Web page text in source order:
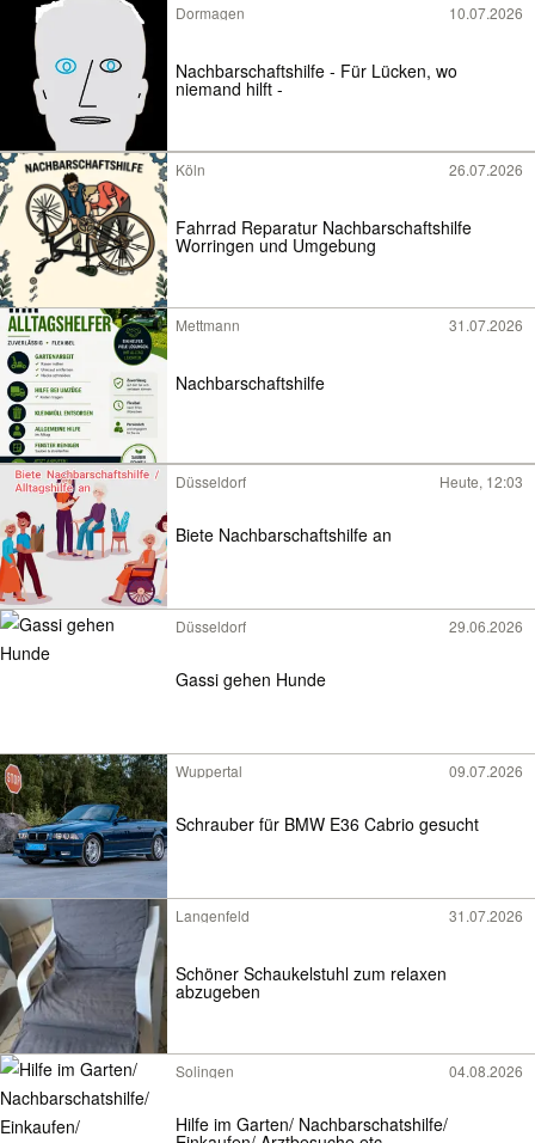
Dormagen 10.07.2026
Nachbarschaftshilfe - Für Lücken, wo
niemand hilft -
Köln 26.07.2026
Fahrrad Reparatur Nachbarschaftshilfe
Worringen und Umgebung
Mettmann 31.07.2026
Nachbarschaftshilfe
Düsseldorf Heute, 12:03
Biete Nachbarschaftshilfe an
Düsseldorf 29.06.2026
Gassi gehen Hunde
Wuppertal 09.07.2026
Schrauber für BMW E36 Cabrio gesucht
Langenfeld 31.07.2026
Schöner Schaukelstuhl zum relaxen
abzugeben
Solingen 04.08.2026
Hilfe im Garten/ Nachbarschatshilfe/